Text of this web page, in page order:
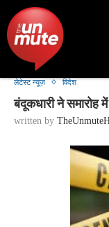
लेटेस्ट न्यूज़ विदेश
बंदूकधारी ने समारोह
written by